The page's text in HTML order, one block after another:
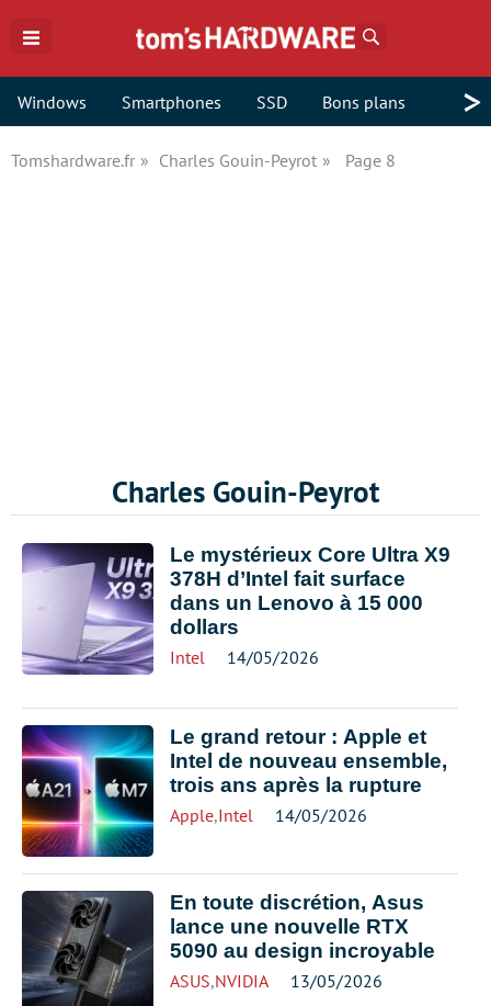
Windows Smartphones SSD Bons plans >
Tomshardware.fr Charles Gouin-Peyrot Page 8
Charles Gouin-Peyrot
Le mystérieux Core Ultra X9
378H d’Intel fait surface
dans un Lenovo à 15 000
dollars
Intel 14/05/2026
Le grand retour : Apple et
Intel de nouveau ensemble,
trois ans après la rupture
Apple,Intel 14/05/2026
En toute discrétion, Asus
lance une nouvelle RTX
5090 au design incroyable
ASUS,NVIDIA 13/05/2026